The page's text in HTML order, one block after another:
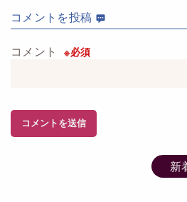
コメント を投稿
コメント ※必須
コメント を送信
新